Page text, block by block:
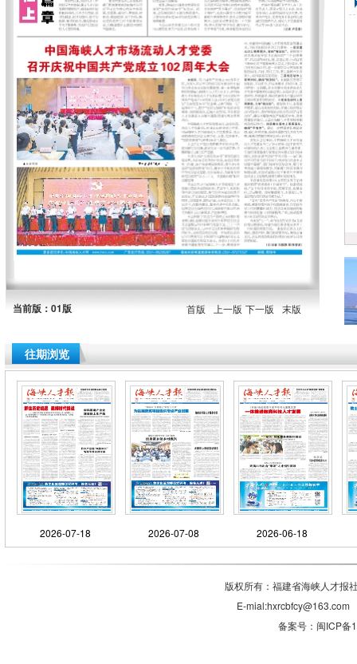
当前版：01版 首版 上一版 下一版 末版
往期浏览
2026-07-18 2026-07-08 2026-06-18
版权所有：福建省海峡人才
E-
备案号：闽ICP备